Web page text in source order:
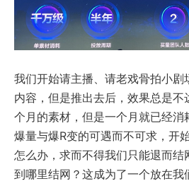
我们开始请主播、请老戏骨拍小剧
内容，但是推出去后，效果总是
个月的素材，但是一个月就已经消
爆量与爆R变的可遇而不可求，开
怎么办，求而不得我们只能退而结
到哪里结网？这成为了一个放在我